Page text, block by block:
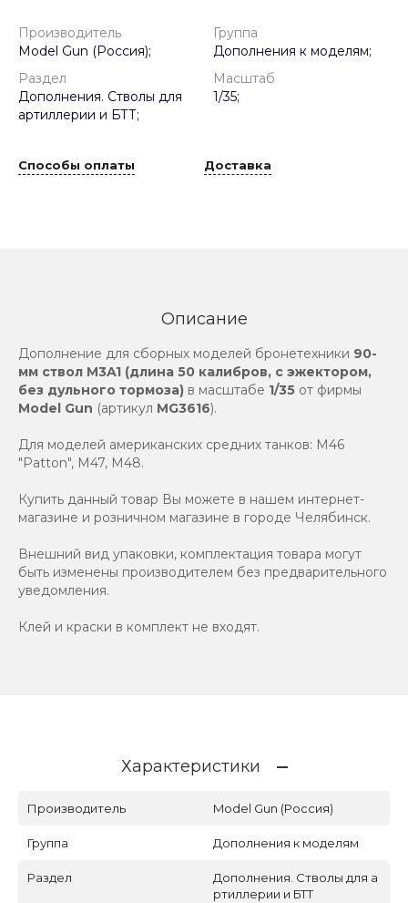
Производитель
Model Gun (Россия);
Группа
Дополнения к моделям;
Раздел
Дополнения. Стволы для
артиллерии и БТТ;
Масштаб
1/35;
Способы оплаты Доставка
Описание
Дополнение для сборных моделей бронетехники 90-
мм ствол M3A1 (длина 50 калибров, с эжектором,
без дульного тормоза) в масштабе 1/35 от фирмы
Model Gun (артикул MG3616).
Для моделей американских средних танков: M46
"Patton", M47, M48.
Купить данный товар Вы можете в нашем интернет-
магазине и розничном магазине в городе Челябинск.
Внешний вид упаковки, комплектация товара могут
быть изменены производителем без предварительного
уведомления.
Клей и краски в комплект не входят.
Характеристики
Производитель Model Gun (Россия)
Группа Дополнения к моделям
Раздел
Дополнения. Стволы для а
ртиллерии и БТТ